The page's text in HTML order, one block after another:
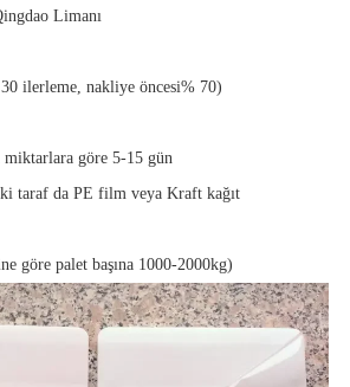
Limanı
ilerleme, nakliye öncesi% 70)
miktarlara göre 5-15 gün
taraf da PE film veya Kraft kağıt
göre palet başına 1000-2000kg)